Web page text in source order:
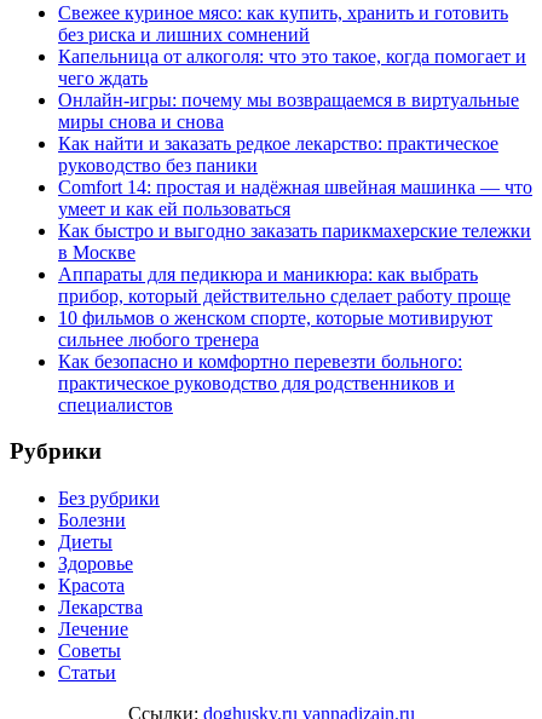
Свежее куриное мясо: как купить, хранить и готовить
без риска и лишних сомнений
Капельница от алкоголя: что это такое, когда помогает и
чего ждать
Онлайн-игры: почему мы возвращаемся в виртуальные
миры снова и снова
Как найти и заказать редкое лекарство: практическое
руководство без паники
Comfort 14: простая и надёжная швейная машинка — что
умеет и как ей пользоваться
Как быстро и выгодно заказать парикмахерские тележки
в Москве
Аппараты для педикюра и маникюра: как выбрать
прибор, который действительно сделает работу проще
10 фильмов о женском спорте, которые мотивируют
сильнее любого тренера
Как безопасно и комфортно перевезти больного:
практическое руководство для родственников и
специалистов
Рубрики
Без рубрики
Болезни
Диеты
Здоровье
Красота
Лекарства
Лечение
Советы
Статьи
Ссылки: doghusky.ru vannadizain.ru